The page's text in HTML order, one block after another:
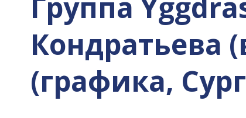
Кондратьева
(графика,